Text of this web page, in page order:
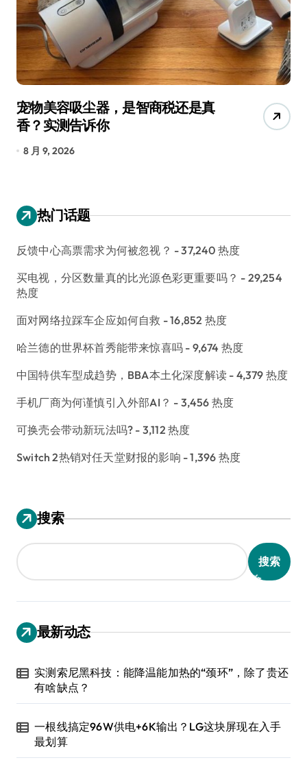
宠物美容吸尘器，是智商税还是真
香？实测告诉你
8 月 9, 2026
热门话题
反馈中心高票需求为何被忽视？ - 37,240 热度
买电视，分区数量真的比光源色彩更重要吗？ - 29,254
热度
面对网络拉踩车企应如何自救 - 16,852 热度
哈兰德的世界杯首秀能带来惊喜吗 - 9,674 热度
中国特供车型成趋势，BBA本土化深度解读 - 4,379 热度
手机厂商为何谨慎引入外部AI？ - 3,456 热度
可换壳会带动新玩法吗? - 3,112 热度
Switch 2热销对任天堂财报的影响 - 1,396 热度
搜索
搜索
最新动态
实测索尼黑科技：能降温能加热的“颈环”，除了贵还
有啥缺点？
一根线搞定96W供电+6K输出？LG这块屏现在入手
最划算